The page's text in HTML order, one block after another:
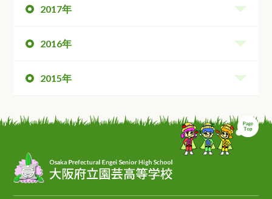
2017年
2016年
2015年
ペ